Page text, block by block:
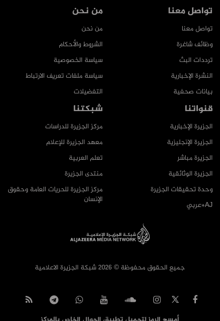
من نحن
من نحن
الشروط والأحكام
سياسة الخصوصية
سياسة ملفات تعريف الارتباط
التفضيلات
تواصل معنا
تواصل معنا
وظائف شاغرة
ترددات البث
النشرة الإخبارية
بيانات صحفية
شبكتنا
مركز الجزيرة للدراسات
معهد الجزيرة للإعلام
تعلم العربية
منتدى الجزيرة
مركز الجزيرة للحريات العامة وحقوق
الإنسان
قنواتنا
الجزيرة الإخبارية
الجزيرة الإنجليزية
الجزيرة مباشر
الجزيرة الوثائقية
وحدة تحقيقات الجزيرة
AJ+عربي
جميع الحقوق محفوظة © 2026 شبكة الجزيرة الاعلامية